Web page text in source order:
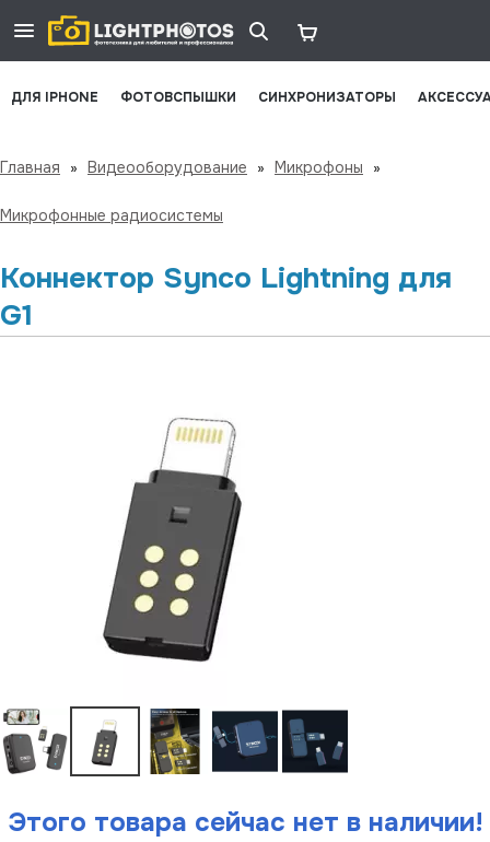
ДЛЯ IPHONE ФОТОВСПЫШКИ СИНХРОНИЗАТОРЫ
Главная » Видеооборудование » Микрофоны »
Микрофонные радиосистемы
Коннектор Synco Lightning для
G1
Этого товара сейчас нет в наличии!